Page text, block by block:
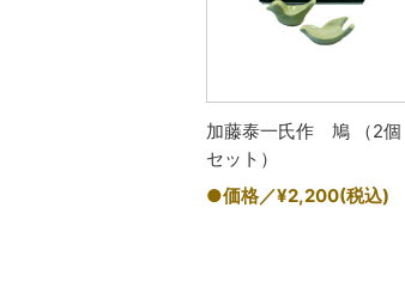
加藤泰一氏作 鳩 （2個
セット）
●価格／¥2,200(税込)